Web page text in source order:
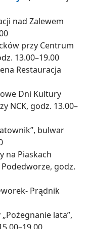
nad Zalewem
przy Centrum
13.00–19.00
Restauracja
Dni Kultury
NCK, godz. 13.00–
bulwar
na Piaskach
godz.
Prądnik
lata”,